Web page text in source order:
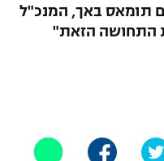
תומאס באך, המנכ"ל
התחושה הזאת"